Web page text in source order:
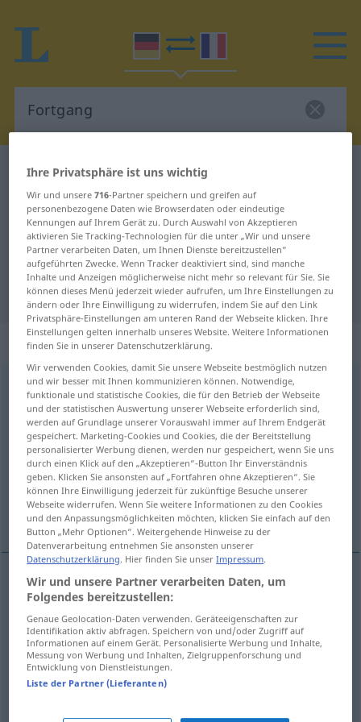
Deutsch-Französisch Wörterbuch
Deutsch-Französisch Übersetzung
für "Fortgang"
"Fortgang" Französisch
Übersetzung
„Fortgang“: Maskulinum
Fortgangm
Übersicht aller Übersetzungen
(Für mehr Details die Übersetzung anklicken/antippen)
départ définitif
continuation, poursuite, développement
départ(définitif) Fortgang
continuationf Fortgang(≈ Fortsetzung)
poursuite f Fortgang
Ihre Privatsphäre ist uns wichtig
Wir und unsere716-Partner speichern und greifen auf
personenbezogene Daten wie Browserdaten oder eindeutige
Kennungen auf Ihrem Gerät zu. Durch Auswahl von Akzeptieren
aktivieren Sie Tracking-Technologien für die unter „Wir und unsere
Partner verarbeiten Daten, um Ihnen Dienste bereitzustellen“
aufgeführten Zwecke. Wenn Tracker deaktiviert sind, sind manche
Inhalte und Anzeigen möglicherweise nicht mehr so relevant für Sie. Sie
können dieses Menü jederzeit wieder aufrufen, um Ihre Einstellungen zu
ändern oder Ihre Einwilligung zu widerrufen, indem Sie auf den Link
Privatsphäre-Einstellungen am unteren Rand der Webseite klicken. Ihre
Einstellungen gelten innerhalb unseres Website. Weitere Informationen
finden Sie in unserer Datenschutzerklärung.
Wir verwenden Cookies, damit Sie unsere Webseite bestmöglich nutzen
und wir besser mit Ihnen kommunizieren können. Notwendige,
funktionale und statistische Cookies, die für den Betrieb der Webseite
und der statistischen Auswertung unserer Webseite erforderlich sind,
werden auf Grundlage unserer Vorauswahl immer auf Ihrem Endgerät
gespeichert. Marketing-Cookies und Cookies, die der Bereitstellung
personalisierter Werbung dienen, werden nur gespeichert, wenn Sie uns
durch einen Klick auf den „Akzeptieren“-Button Ihr Einverständnis
geben. Klicken Sie ansonsten auf „Fortfahren ohne Akzeptieren“. Sie
können Ihre Einwilligung jederzeit für zukünftige Besuche unserer
Webseite widerrufen. Wenn Sie weitere Informationen zu den Cookies
und den Anpassungsmöglichkeiten möchten, klicken Sie einfach auf den
Button „Mehr Optionen“. Weitergehende Hinweise zu der
Datenverarbeitung entnehmen Sie ansonsten unserer
Datenschutzerklärung. Hier finden Sie unserImpressum.
Wir und unsere Partner verarbeiten Daten, um
Folgendes bereitzustellen:
Genaue Geolocation-Daten verwenden. Geräteeigenschaften zur
Identifikation aktiv abfragen. Speichern von und/oder Zugriff auf
Informationen auf einem Gerät. Personalisierte Werbung und Inhalte,
Messung von Werbung und Inhalten, Zielgruppenforschung und
Entwicklung von Dienstleistungen.
Liste der Partner (Lieferanten)